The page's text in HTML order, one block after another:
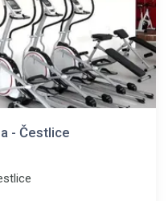
- Čestlice